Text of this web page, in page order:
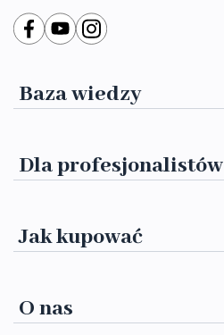
Baza wiedzy
Dla profesjonalistów
Jak kupować
O nas